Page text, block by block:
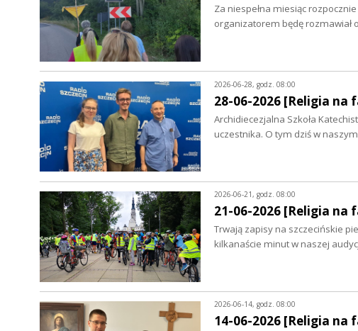
Za niespełna miesiąc
organizatorem będę rozmawiał
2026-06-28, godz. 08:00
28-06-2026 [Religia na
Archidiecezjalna Szkoła
uczestnika. O tym dziś w
2026-06-21, godz. 08:00
21-06-2026 [Religia na
Trwają zapisy na szczecińskie
kilkanaście minut w naszej
2026-06-14, godz. 08:00
14-06-2026 [Religia na